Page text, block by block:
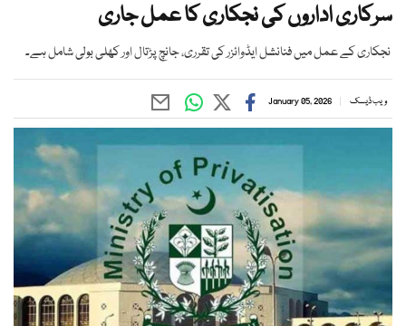
سرکاری اداروں کی نجکاری کا عمل جاری
نجکاری کے عمل میں فنانشل ایڈوائزر کی تقرری، جانچ پڑتال اور کھلی بولی شامل ہے۔
ویب ڈیسک January 05, 2026